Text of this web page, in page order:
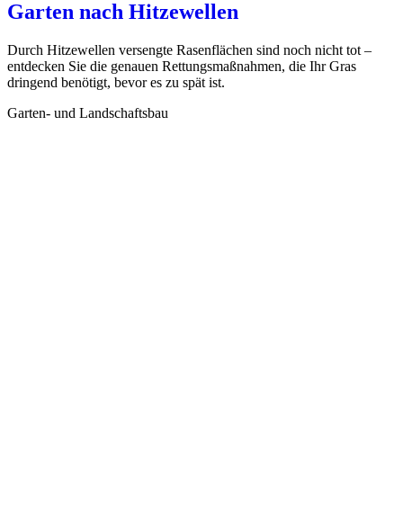
Garten nach Hitzewellen
Durch Hitzewellen versengte Rasenflächen sind noch nicht tot –
entdecken Sie die genauen Rettungsmaßnahmen, die Ihr Gras
dringend benötigt, bevor es zu spät ist.
Garten- und Landschaftsbau